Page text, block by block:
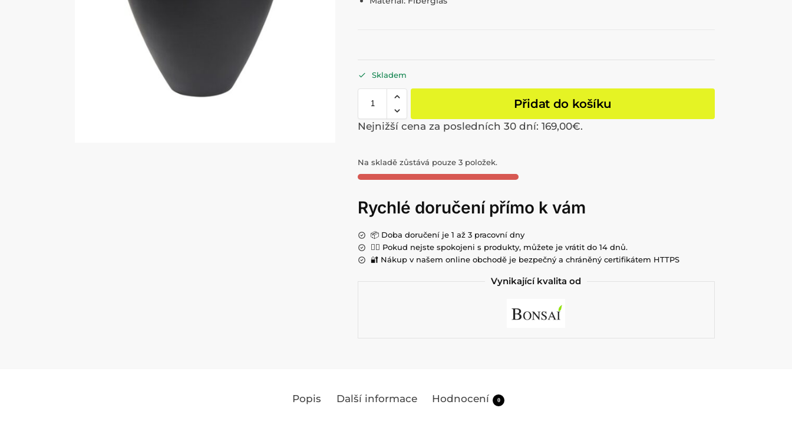
Skladem
Přidat do košíku
Nejnižší cena za posledních 30 dní:169,00€.
Na skladě zůstává pouze 3 položek.
Rychlé doručení přímo k vám
📦 Doba doručení je 1 až 3 pracovní dny
💁‍♀️ Pokud nejste spokojeni s produkty, můžete je vrátit do 14 dnů.
🔐 Nákup v našem online obchodě je bezpečný a chráněný certifikátem HTTPS
Vynikající kvalita od
Popis Další informace Hodnocení 0